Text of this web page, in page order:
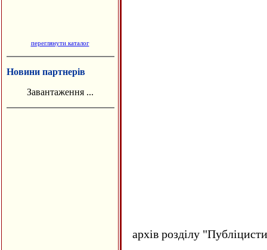
переглянути каталог
Новини партнерів
Завантаження ...
архів розділу